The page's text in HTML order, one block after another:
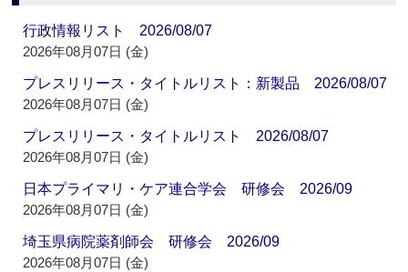
行政情報リスト 2026/08/07
2026年08月07日 (金)
プレスリリース・タイトルリスト：新製品 2026/08/07
2026年08月07日 (金)
プレスリリース・タイトルリスト 2026/08/07
2026年08月07日 (金)
日本プライマリ・ケア連合学会 研修会 2026/09
2026年08月07日 (金)
埼玉県病院薬剤師会 研修会 2026/09
2026年08月07日 (金)